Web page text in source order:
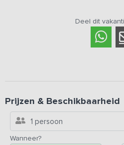
Deel dit
Prijzen & Beschikbaarheid
1 persoon
Wanneer?